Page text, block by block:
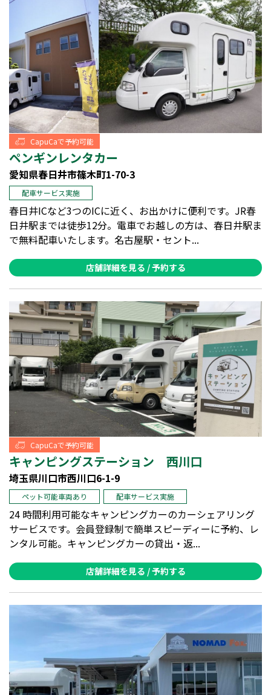
CapuCaで予約可能
ペンギンレンタカー
愛知県春日井市篠木町1-70-3
配車サービス実施
春日井ICなど3つのICに近く、お出かけに便利です。JR春
日井駅までは徒歩12分。電車でお越しの方は、春日井駅ま
で無料配車いたします。名古屋駅・セント...
店舗詳細を見る / 予約する
CapuCaで予約可能
キャンピングステーション 西川口
埼玉県川口市西川口6-1-9
ペット可能車両あり 配車サービス実施
24 時間利用可能なキャンピングカーのカーシェアリング
サービスです。会員登録制で簡単スピーディーに予約、レ
ンタル可能。キャンピングカーの貸出・返...
店舗詳細を見る / 予約する